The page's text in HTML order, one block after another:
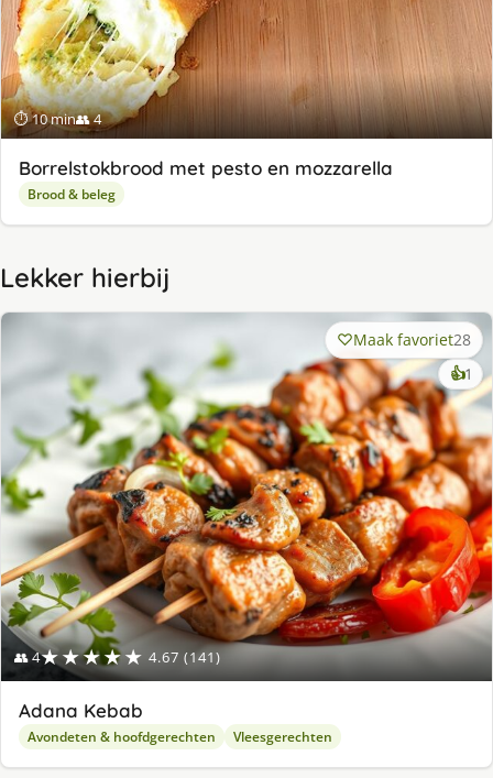
⏱ 10 min👥 4
Borrelstokbrood met pesto en mozzarella
Brood & beleg
Lekker hierbij
👥 4★★★★★ 4.67 (141)
Maak favoriet28
👍1
Adana Kebab
Avondeten & hoofdgerechten Vleesgerechten